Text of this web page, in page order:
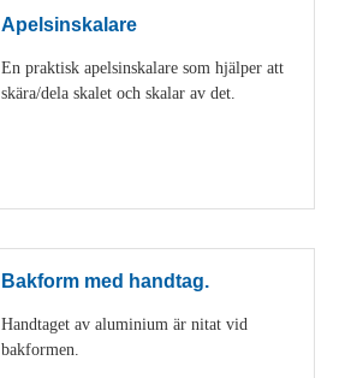
Apelsinskalare
En praktisk apelsinskalare som hjälper att
skära/dela skalet och skalar av det.
Bakform med handtag.
Handtaget av aluminium är nitat vid
bakformen.